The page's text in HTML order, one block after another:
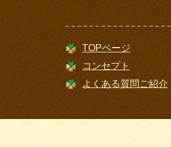
TOPページ
コンセプト
よくある質問ご紹介